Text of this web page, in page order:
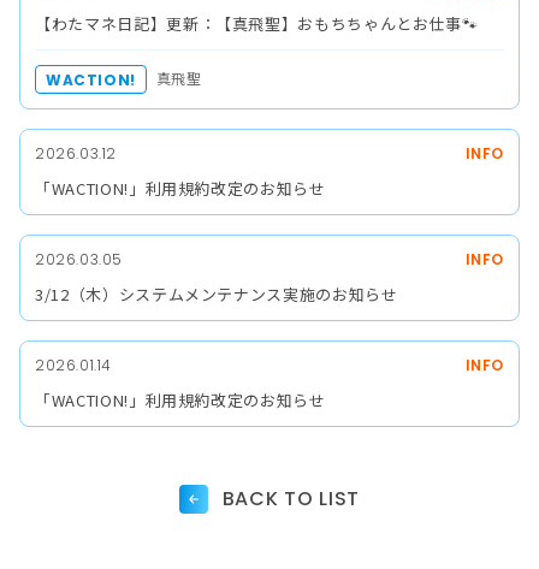
【わたマネ日記】更新：【真飛聖】おもちちゃんとお仕事🐾
WACTION! 真飛聖
INFO
2026.03.12
「WACTION!」利用規約改定のお知らせ
INFO
2026.03.05
3/12（木）システムメンテナンス実施のお知らせ
INFO
2026.01.14
「WACTION!」利用規約改定のお知らせ
BACK TO LIST